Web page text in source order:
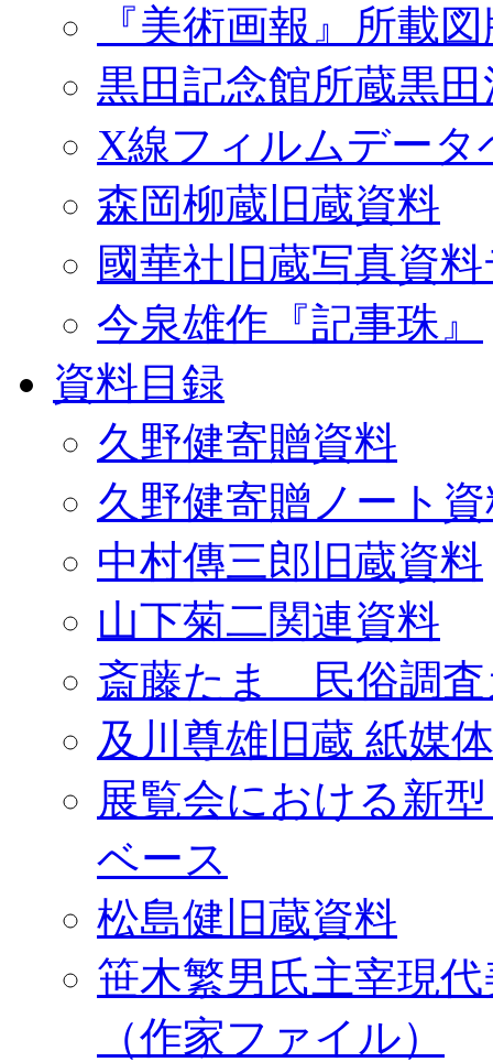
『美術画報』所載
黒田記念館所蔵黒
X線フィルムデータ
森岡柳蔵旧蔵資料
國華社旧蔵写真資
今泉雄作『記事珠』
資料目録
久野健寄贈資料
久野健寄贈ノート
中村傳三郎旧蔵資料
山下菊二関連資料
斎藤たま 民俗調査
及川尊雄旧蔵 紙媒
展覧会における新
ベース
松島健旧蔵資料
笹木繁男氏主宰現
（作家ファイル）